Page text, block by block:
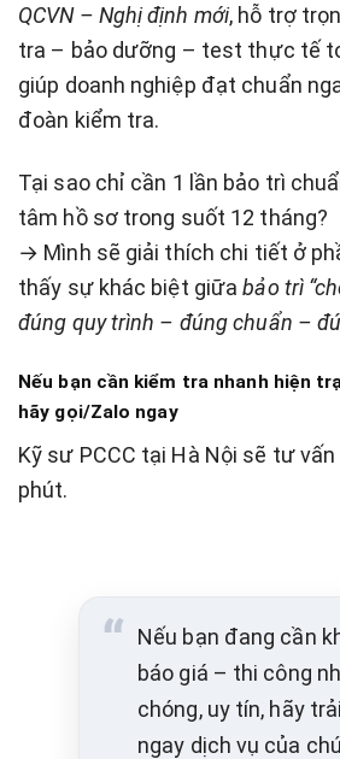
QCVN – Nghị định mới, hỗ trợ
tra – bảo dưỡng – test thực tế
giúp doanh nghiệp đạt chuẩn
đoàn kiểm tra.
Tại sao chỉ cần 1 lần bảo trì
tâm hồ sơ trong suốt 12 tháng?
→ Mình sẽ giải thích chi tiết ở
thấy sự khác biệt giữabảo trì
đúng quy trình – đúng chuẩn –
Nếu bạn cần kiểm tra nhanh hiện
hãy gọi/Zalo ngay
Kỹ sư PCCC tại Hà Nội sẽ tư
phút.
Nếu bạn đang cần
báo giá – thi công
chóng, uy tín, hãy
ngay dịch vụ của